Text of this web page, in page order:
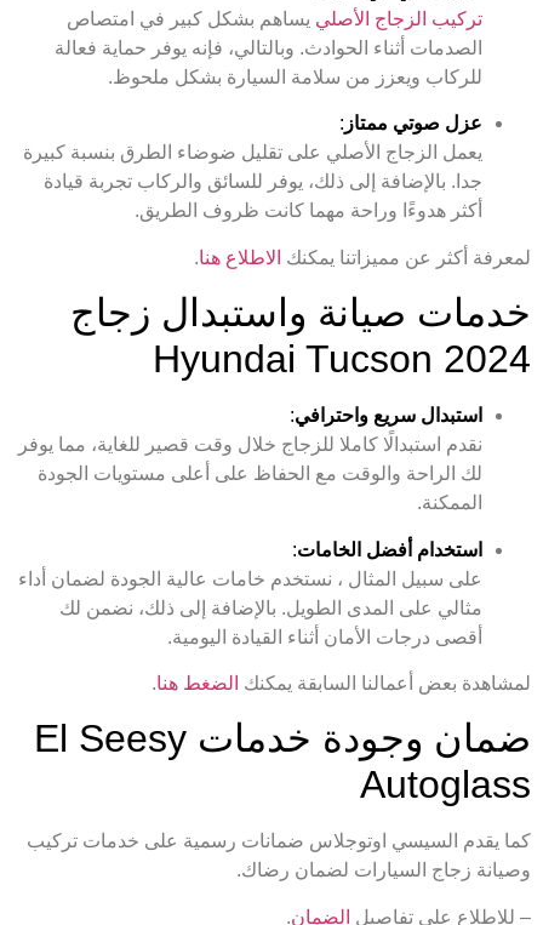
تركيب الزجاج الأصلي يساهم بشكل كبير في امتصاص
الصدمات أثناء الحوادث. وبالتالي، فإنه يوفر حماية فعالة
للركاب ويعزز من سلامة السيارة بشكل ملحوظ.
عزل صوتي ممتاز :
يعمل الزجاج الأصلي على تقليل ضوضاء الطرق بنسبة كبيرة
جدا. بالإضافة إلى ذلك، يوفر للسائق والركاب تجربة قيادة
أكثر هدوءًا وراحة مهما كانت ظروف الطريق.
لمعرفة أكثر عن مميزاتنا يمكنك الاطلاع هنا.
خدمات صيانة واستبدال زجاج
Hyundai Tucson 2024
استبدال سريع واحترافي:
نقدم استبدالًا كاملا للزجاج خلال وقت قصير للغاية، مما يوفر
لك الراحة والوقت مع الحفاظ على أعلى مستويات الجودة
الممكنة.
استخدام أفضل الخامات:
على سبيل المثال ، نستخدم خامات عالية الجودة لضمان أداء
مثالي على المدى الطويل. بالإضافة إلى ذلك، نضمن لك
أقصى درجات الأمان أثناء القيادة اليومية.
لمشاهدة بعض أعمالنا السابقة يمكنك الضغط هنا.
ضمان وجودة خدمات El Seesy
Autoglass
كما يقدم السيسي اوتوجلاس ضمانات رسمية على خدمات تركيب
وصيانة زجاج السيارات لضمان رضاك.
– للاطلاع على تفاصيل الضمان.